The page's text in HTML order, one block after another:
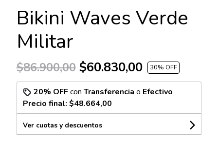
Bikini Waves Verde
Militar
$86.900,00$60.830,00 30% OFF
20% OFFcon Transferencia o Efectivo
Precio final: $48.664,00
Ver cuotas y descuentos